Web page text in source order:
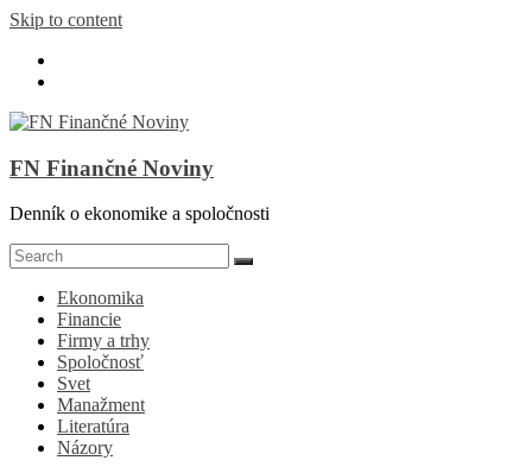
Skip to content
FN Finančné Noviny
Denník o ekonomike a spoločnosti
Ekonomika
Financie
Firmy a trhy
Spoločnosť
Svet
Manažment
Literatúra
Názory